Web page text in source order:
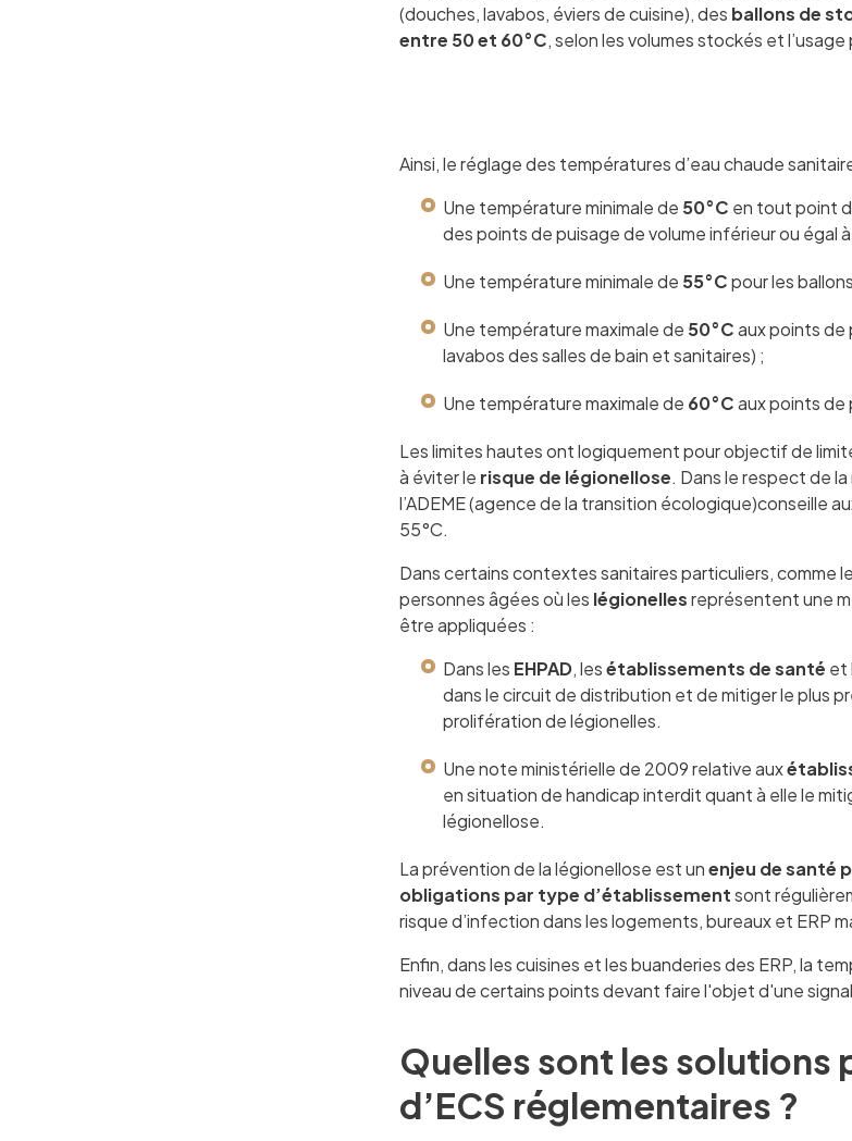
(douches, lavabos, éviers de cuisine), des ballons de
entre 50 et 60°C, selon les volumes stockés et l’usage
Ainsi, le réglage des températures d’eau chaude
Une température minimale de 50°C en tout point
des points de puisage de volume inférieur ou égal à
Une température minimale de 55°Cpour les
Une température maximale de 50°Caux points de
lavabos des salles de bain et sanitaires) ;
Une température maximale de 60°Caux points de
Les limites hautes ont logiquement pour objectif de
à éviter le risque de légionellose. Dans le respect de
l’ADEME (agence de la transition écologique)conseille
55°C.
Dans certains contextes sanitaires particuliers,
personnes âgées où les légionellesreprésentent une
être appliquées :
Dans les EHPAD, lesétablissements de santé et
dans le circuit de distribution et de mitiger le plus
prolifération de légionelles.
Une note ministérielle de 2009 relative aux
en situation de handicap interdit quant à elle le
légionellose.
La prévention de la légionellose est unenjeu de santé
obligations par type d’établissementsont
risque d’infection dans les logements, bureaux et ERP
Enfin, dans les cuisines et les buanderies des ERP, la
niveau de certains points devant faire l'objet d'une
Quelles sont les
d’ECS réglementaires ?